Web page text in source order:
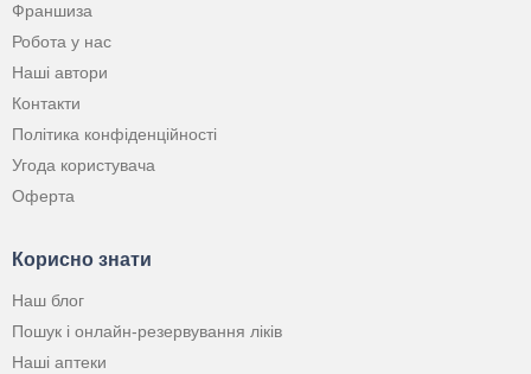
Франшиза
Робота у нас
Наші автори
Контакти
Політика конфіденційності
Угода користувача
Оферта
Корисно знати
Наш блог
Пошук і онлайн-резервування ліків
Наші аптеки